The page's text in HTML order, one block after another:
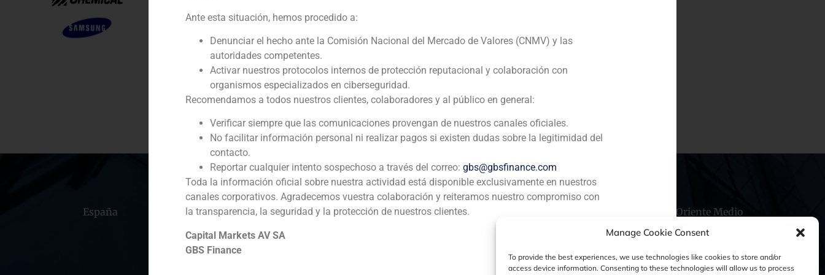
Manage Cookie Consent
To provide the best experiences, we use technologies like cookies to store and/or
access device information. Consenting to these technologies will allow us to process
Servicio / Sector
Corporate Finance
Descripción
GBS Finanzas actuó como asesor financiero en la venta del 15% de Entel, filial de
Telefónica Internacional, SA a SAMSUMG – Asesor financiero del vendedor.
España Portugal Colombia México Ecuador Oriente Medio
Aviso Legal
Ante esta situación, hemos procedido a:
Denunciar el hecho ante la Comisión Nacional del Mercado de Valores (CNMV) y las
autoridades competentes.
Activar nuestros protocolos internos de protección reputacional y colaboración con
organismos especializados en ciberseguridad.
Recomendamos a todos nuestros clientes, colaboradores y al público en general:
Verificar siempre que las comunicaciones provengan de nuestros canales oficiales.
No facilitar información personal ni realizar pagos si existen dudas sobre la legitimidad del
contacto.
Reportar cualquier intento sospechoso a través del correo: gbs@gbsfinance.com
Toda la información oficial sobre nuestra actividad está disponible exclusivamente en nuestros
canales corporativos. Agradecemos vuestra colaboración y reiteramos nuestro compromiso con
la transparencia, la seguridad y la protección de nuestros clientes.
Capital Markets AV SA
GBS Finance